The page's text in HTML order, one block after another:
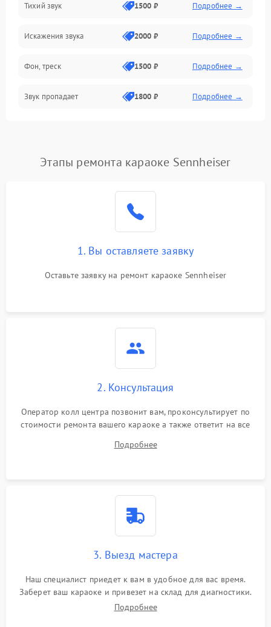
ПО
Тихий звук 1500 ₽ Подробнее →
Искажения звука 2000 ₽ Подробнее →
Фон, треск 1500 ₽ Подробнее →
Звук пропадает 1800 ₽ Подробнее →
Этапы ремонта караоке Sennheiser
1. Вы оставляете заявку
Оставьте заявку на ремонт караоке Sennheiser
2. Консультация
Оператор колл центра позвонит вам, проконсультирует по
стоимости ремонта вашего караоке а также ответит на все
Подробнее
3. Выезд мастера
Наш специалист приедет к вам в удобное для вас время.
Заберет ваш караоке и привезет на склад для диагностики.
Подробнее